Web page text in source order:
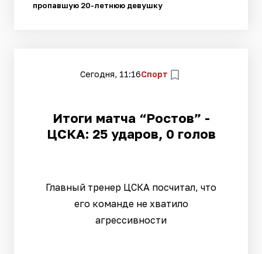
пропавшую 20-летнюю девушку
Сегодня, 11:16Спорт
Итоги матча “Ростов” -
ЦСКА: 25 ударов, 0 голов
Главный тренер ЦСКА посчитал, что
его команде не хватило
агрессивности